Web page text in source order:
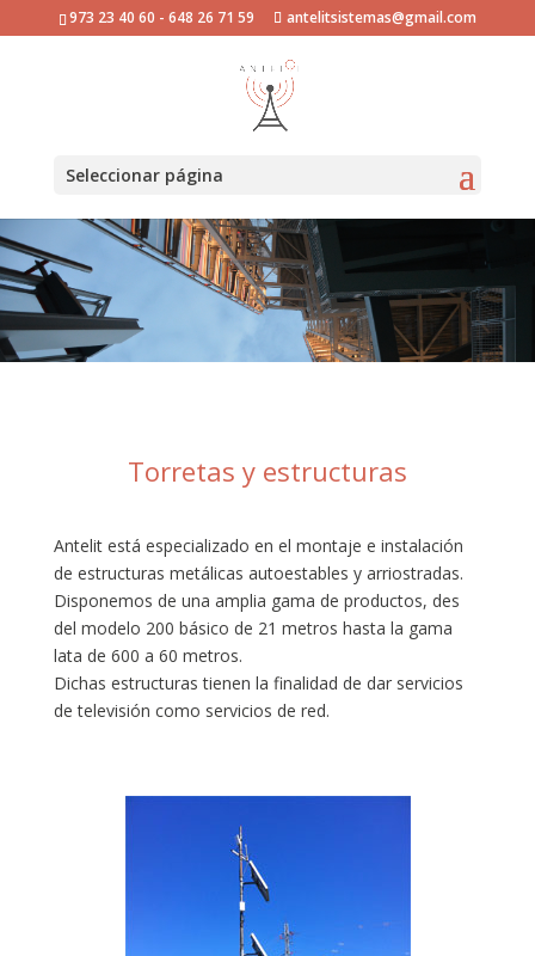
973 23 40 60 - 648 26 71 59 antelitsistemas@gmail.com
Seleccionar página
Torretas y estructuras
Antelit está especializado en el montaje e instalación
de estructuras metálicas autoestables y arriostradas.
Disponemos de una amplia gama de productos, des
del modelo 200 básico de 21 metros hasta la gama
lata de 600 a 60 metros.
Dichas estructuras tienen la finalidad de dar servicios
de televisión como servicios de red.